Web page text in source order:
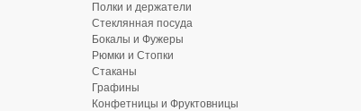
Полки и держатели
Стеклянная посуда
Бокалы и Фужеры
Рюмки и Стопки
Стаканы
Графины
Конфетницы и Фруктовницы